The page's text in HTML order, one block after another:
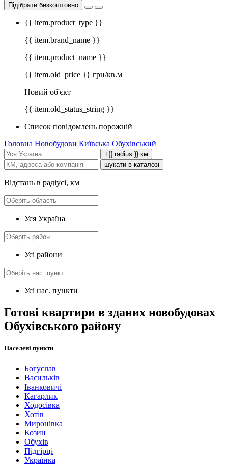
Підібрати безкоштовно
{{ item.product_type }}
{{ item.brand_name }}
{{ item.product_name }}
{{ item.old_price }} грн/кв.м
Новий об'єкт
{{ item.old_status_string }}
Список повідомлень порожній
Головна Новобудови Київська Обухівський
+{{ radius }} км
шукати в каталозі
Відстань в радіусі, км
Уся Україна
Усі райони
Усі нас. пункти
Готові квартири в зданих новобудовах
Обухівського району
Населені пункти
Богуслав
Васильків
Іванковичі
Кагарлик
Ходосівка
Хотів
Миронівка
Козин
Обухів
Підгірці
Українка